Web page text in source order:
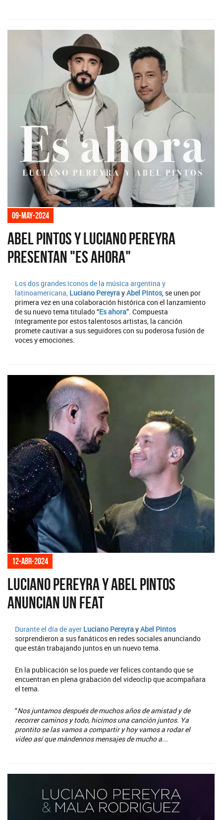
09-may-2024
Abel Pintos y Luciano Pereyra
presentan "Es ahora"
Los dos grandes íconos de la música argentina y
latinoamericana, Luciano PereyrayAbel Pintos, se unen por
primera vez en una colaboración histórica con el lanzamiento
de su nuevo tema titulado “Es ahora”. Compuesta
íntegramente por estos talentosos artistas, la canción
promete cautivar a sus seguidores con su poderosa fusión de
voces y emociones.
12-abr-2024
Luciano Pereyra y Abel Pintos
anuncian un feat
Durante el día de ayer Luciano PereyrayAbel Pintos
sorprendieron a sus fanáticos en redes sociales anunciando
que están trabajando juntos en un nuevo tema.
En la publicación se los puede ver felices contando que se
encuentran en plena grabación del videoclip que acompañara
el tema.
“Nos juntamos después de muchos años de amistad y de
recorrer caminos y todo, hicimos una canción juntos. Ya
prontito se las vamos a compartir y hoy vamos a rodar el
video así que mándennos mensajes de mucho a...